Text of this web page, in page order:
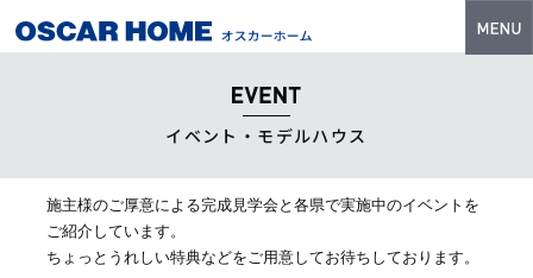
特長
イベント・モデルハウス
商品ラインナップ
イベント・モデルハウス
施主様のご厚意による完成見学会と各県で実施中のイベントを
ご紹介しています。
ちょっとうれしい特典などをご用意してお待ちしております。